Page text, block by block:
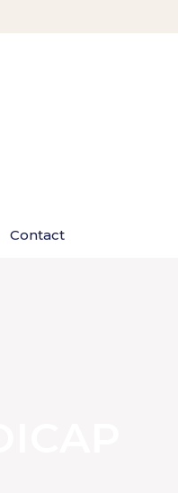
Contact